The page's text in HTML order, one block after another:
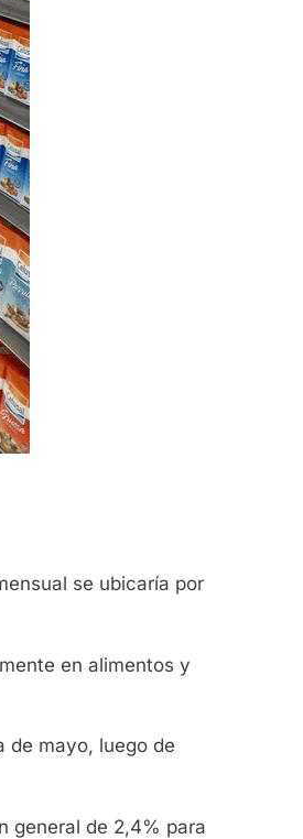
se ubicaría por
en alimentos y
de mayo, luego de
general de 2,4% para